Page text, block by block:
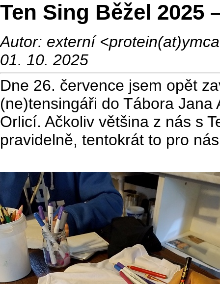
Ten Sing Běžel 2025
Autor: externí
01. 10. 2025
Dne 26. července jsem opět
(ne)tensingáři do Tábora
Orlicí. Ačkoliv většina z nás s
pravidelně, tentokrát to pro